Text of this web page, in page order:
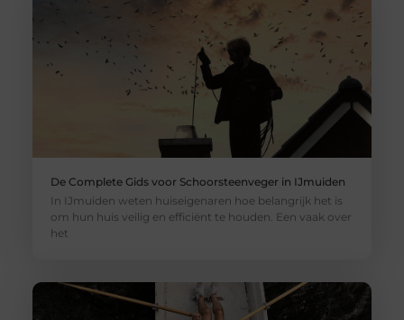
De Complete Gids voor Schoorsteenveger in IJmuiden
In IJmuiden weten huiseigenaren hoe belangrijk het is
om hun huis veilig en efficiënt te houden. Een vaak over
het